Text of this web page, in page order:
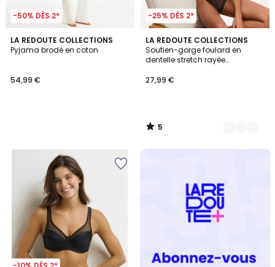
-50% DÈS 2*
LA REDOUTE COLLECTIONS
Pyjama brodé en coton
54,99 €
-25% DÈS 2*
LA REDOUTE COLLECTIONS
Soutien-gorge foulard en
dentelle stretch rayée
27,99 €
5
/
5
2
Couleurs
5
/